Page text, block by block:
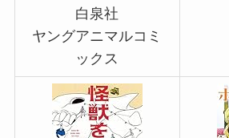
白泉社
ヤングアニマルコミ
ックス